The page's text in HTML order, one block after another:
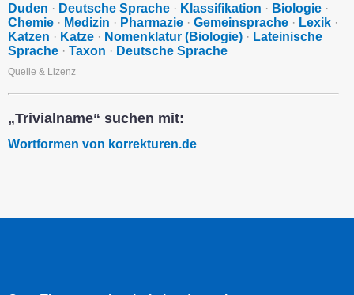
Duden · Deutsche Sprache · Klassifikation · Biologie ·
Chemie · Medizin · Pharmazie · Gemeinsprache · Lexik ·
Katzen · Katze · Nomenklatur (Biologie) · Lateinische
Sprache · Taxon · Deutsche Sprache
Quelle & Lizenz
„Trivialname“ suchen mit:
Wortformen von korrekturen.de